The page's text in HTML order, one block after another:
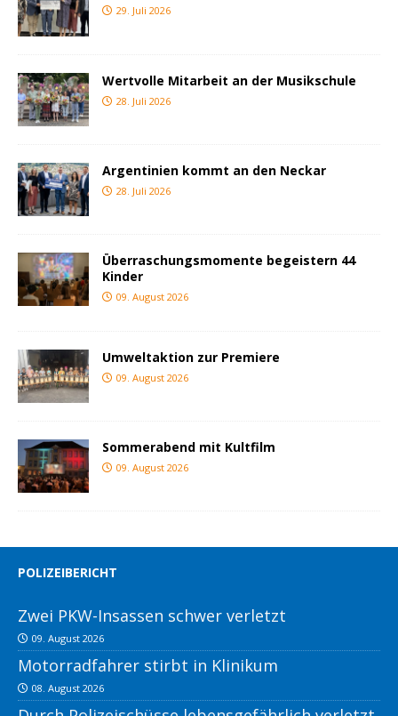
29. Juli 2026
Wertvolle Mitarbeit an der Musikschule
28. Juli 2026
Argentinien kommt an den Neckar
28. Juli 2026
Überraschungsmomente begeistern 44
Kinder
09. August 2026
Umweltaktion zur Premiere
09. August 2026
Sommerabend mit Kultfilm
09. August 2026
POLIZEIBERICHT
Zwei PKW-Insassen schwer verletzt
09. August 2026
Motorradfahrer stirbt in Klinikum
08. August 2026